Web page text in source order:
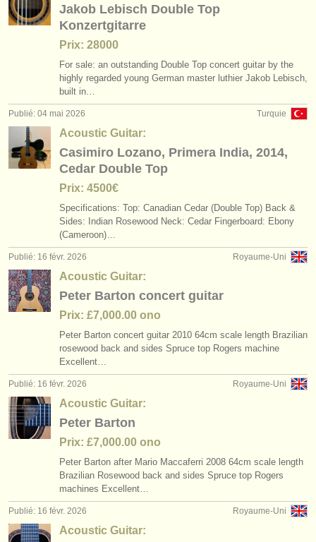
stages/cours
concours/ prix
instruments à vendre
instruments volés
annuaires:
orchestres et l'opéra
conservatoires
orchestres de jeunes
musicalchairs:
contactez nous
actualités musique classique
éditeurs:
ajouter votre annonce
find out about ourATS
faq
s'identifier
degree courses: guitare (9)
degree courses: luth
degree courses: théorbe (1)
concours de guitare classique
guitare classique perdue (180)
Jakob Lebisch Double Top
Konzertgitarre
Prix: 28000
For sale: an outstanding Double Top concert guitar by the
highly regarded young German master luthier Jakob Lebisch,
built in…
Turquie
Publié: 04 mai 2026
Acoustic Guitar:
Casimiro Lozano, Primera India, 2014,
Cedar Double Top
Prix: 4500€
Specifications: ​Top: Canadian Cedar (Double Top) ​Back &
Sides: Indian Rosewood ​Neck: Cedar ​Fingerboard: Ebony
(Cameroon)…
Royaume-Uni
Publié: 16 févr. 2026
Acoustic Guitar:
Peter Barton concert guitar
Prix: £7,000.00 ono
Peter Barton concert guitar 2010 64cm scale length Brazilian
rosewood back and sides Spruce top Rogers machine
Excellent…
Royaume-Uni
Publié: 16 févr. 2026
Acoustic Guitar:
Peter Barton
Prix: £7,000.00 ono
Peter Barton after Mario Maccaferri 2008 64cm scale length
Brazilian Rosewood back and sides Spruce top Rogers
machines Excellent…
Royaume-Uni
Publié: 16 févr. 2026
Acoustic Guitar: